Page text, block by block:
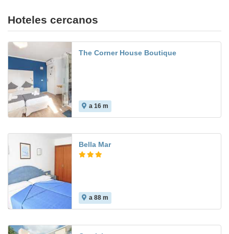
Hoteles cercanos
The Corner House Boutique
a 16 m
Bella Mar
a 88 m